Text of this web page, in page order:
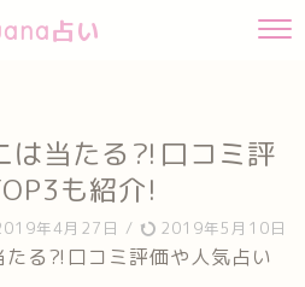
占い
は当たる⁈口コミ評
も紹介!
年4月27日 / 2019年5月10日